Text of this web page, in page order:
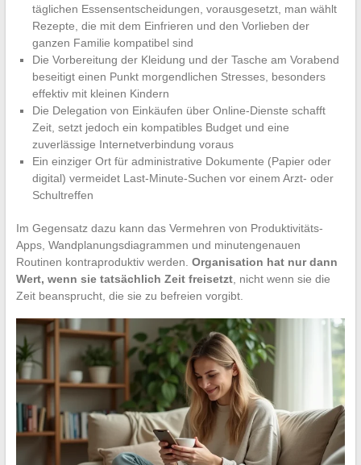
täglichen Essensentscheidungen, vorausgesetzt, man wählt
Rezepte, die mit dem Einfrieren und den Vorlieben der
ganzen Familie kompatibel sind
Die Vorbereitung der Kleidung und der Tasche am Vorabend
beseitigt einen Punkt morgendlichen Stresses, besonders
effektiv mit kleinen Kindern
Die Delegation von Einkäufen über Online-Dienste schafft
Zeit, setzt jedoch ein kompatibles Budget und eine
zuverlässige Internetverbindung voraus
Ein einziger Ort für administrative Dokumente (Papier oder
digital) vermeidet Last-Minute-Suchen vor einem Arzt- oder
Schultreffen
Im Gegensatz dazu kann das Vermehren von Produktivitäts-
Apps, Wandplanungsdiagrammen und minutengenauen
Routinen kontraproduktiv werden. Organisation hat nur dann
Wert, wenn sie tatsächlich Zeit freisetzt, nicht wenn sie die
Zeit beansprucht, die sie zu befreien vorgibt.